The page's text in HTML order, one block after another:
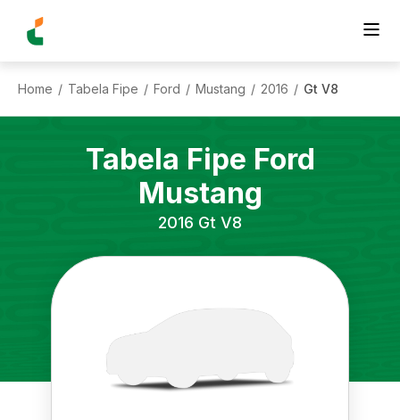
Home / Tabela Fipe / Ford / Mustang / 2016 / Gt V8
Tabela Fipe Ford
Mustang
2016 Gt V8